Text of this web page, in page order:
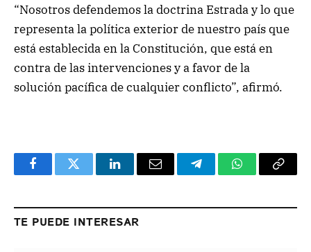
“Nosotros defendemos la doctrina Estrada y lo que
representa la política exterior de nuestro país que
está establecida en la Constitución, que está en
contra de las intervenciones y a favor de la
solución pacífica de cualquier conflicto”, afirmó.
FacebookTwitter LinkedInEmail TelegramWhatsApp
Copy
TE PUEDE INTERESAR